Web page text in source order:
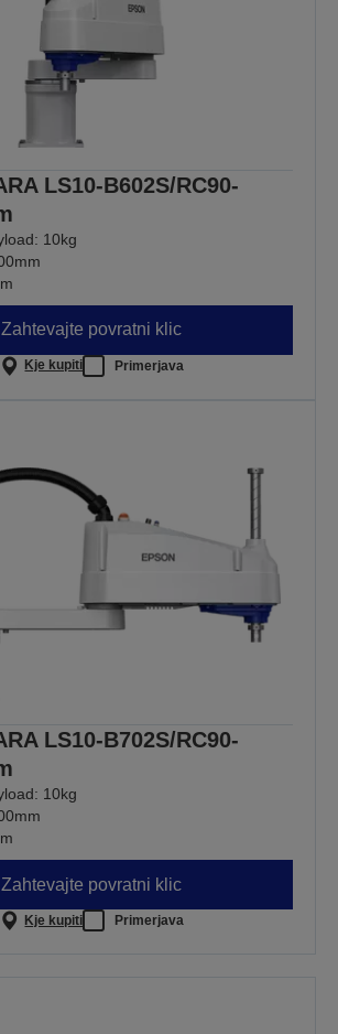
LS10-B602S/RC90-
10kg
Zahtevajte povratni klic
Kje kupiti Primerjava
LS10-B702S/RC90-
10kg
Zahtevajte povratni klic
Kje kupiti Primerjava